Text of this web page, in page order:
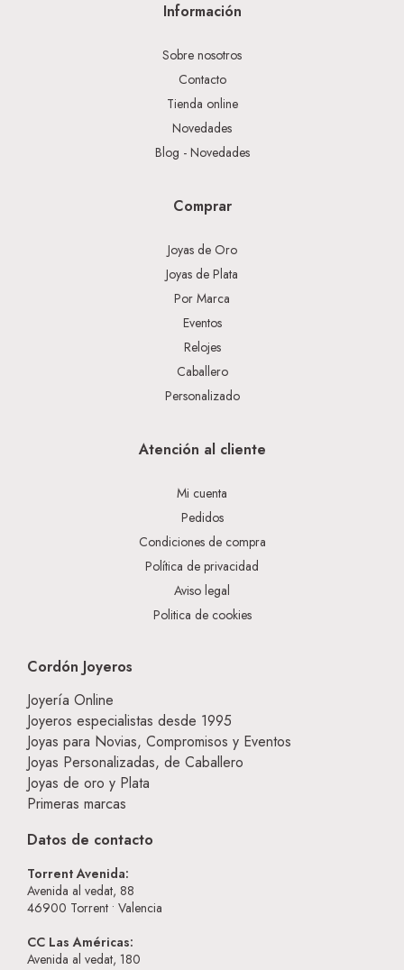
Información
Sobre nosotros
Contacto
Tienda online
Novedades
Blog - Novedades
Comprar
Joyas de Oro
Joyas de Plata
Por Marca
Eventos
Relojes
Caballero
Personalizado
Atención al cliente
Mi cuenta
Pedidos
Condiciones de compra
Política de privacidad
Aviso legal
Politica de cookies
Cordón Joyeros
Joyería Online
Joyeros especialistas desde 1995
Joyas para Novias, Compromisos y Eventos
Joyas Personalizadas, de Caballero
Joyas de oro y Plata
Primeras marcas
Datos de contacto
Torrent Avenida:
Avenida al vedat, 88
46900 Torrent • Valencia
CC Las Américas:
Avenida al vedat, 180